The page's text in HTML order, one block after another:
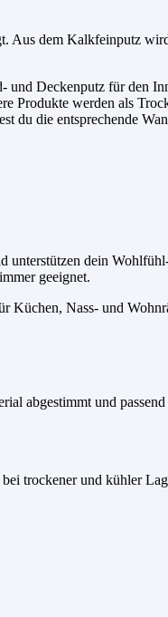
Aus dem Kalkfeinputz
und Deckenputz für den
Produkte werden als
du die entsprechende
unterstützen dein
geeignet.
Küchen, Nass- und
abgestimmt und
trockener und kühler